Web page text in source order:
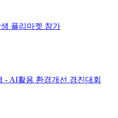
플리마켓 참가
- AI활용 환경개선 경진대회